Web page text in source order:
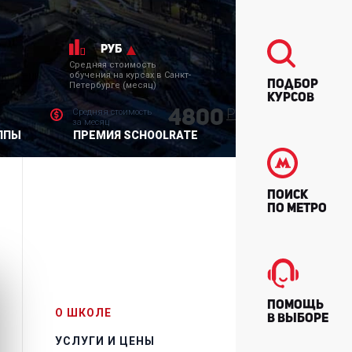
руб
Средняя стоимость
обучения на курсах в Санкт-
Петербурге (месяц)
ПРЕМИЯ SCHOOLRATE
Средняя стоимость
за месяц
4800Р
О ШКОЛЕ
УСЛУГИ И ЦЕНЫ
Подбор
курсов
Поиск
по метро
Помощь
в выборе